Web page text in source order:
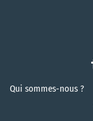
Qui sommes-nous ?